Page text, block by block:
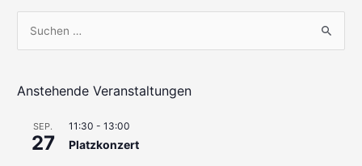
h
Anstehende Veranstaltungen
SEP.
27
11:30 -13:00
Platzkonzert